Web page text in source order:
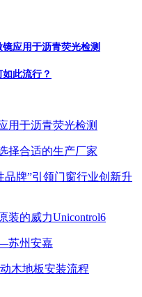
应用于沥青荧光检测
此流行？
用于沥青荧光检测
择合适的生产厂家
品牌”引领门窗行业创新升
装的威力Unicontrol6
苏州安嘉
木地板安装流程